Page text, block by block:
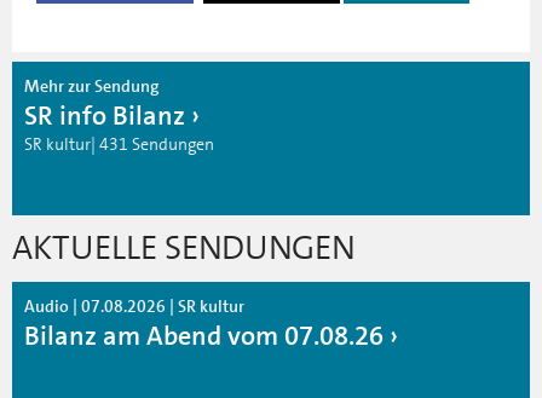
Mehr zur Sendung
SR info Bilanz
SR kultur| 431 Sendungen
AKTUELLE SENDUNGEN
Audio | 07.08.2026 | SR kultur
Bilanz am Abend vom 07.08.26